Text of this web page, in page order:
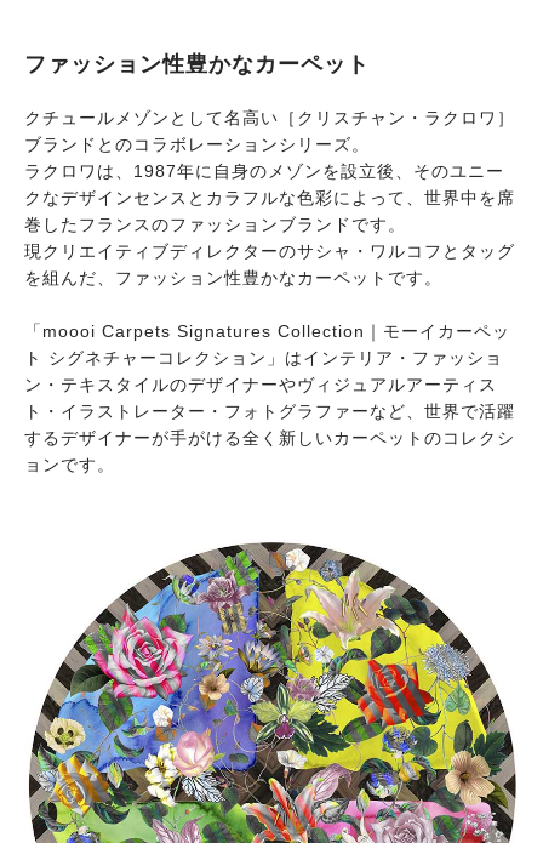
ファッション性豊かなカーペット
クチュールメゾンとして名高い［クリスチャン・ラクロワ］
ブランドとのコラボレーションシリーズ。
ラクロワは、1987年に自身のメゾンを設立後、そのユニー
クなデザインセンスとカラフルな色彩によって、世界中を席
巻したフランスのファッションブランドです。
現クリエイティブディレクターのサシャ・ワルコフとタッグ
を組んだ、ファッション性豊かなカーペットです。
「moooi Carpets Signatures Collection｜モーイカーペッ
ト シグネチャーコレクション」はインテリア・ファッショ
ン・テキスタイルのデザイナーやヴィジュアルアーティス
ト・イラストレーター・フォトグラファーなど、世界で活躍
するデザイナーが手がける全く新しいカーペットのコレクシ
ョンです。